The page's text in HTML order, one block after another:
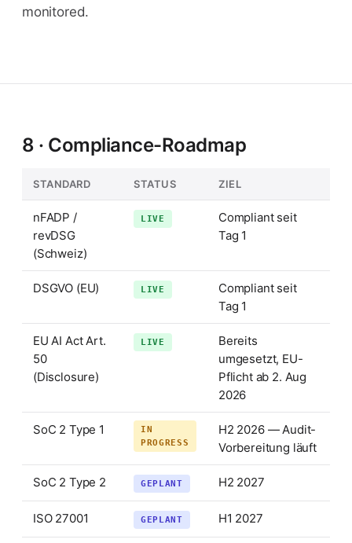
monitored.
8 · Compliance-Roadmap
STANDARD STATUS ZIEL
nFADP /
revDSG
(Schweiz)
LIVE
Compliant seit
Tag 1
DSGVO (EU) LIVE
Compliant seit
Tag 1
EU AI Act Art.
50
(Disclosure)
LIVE
Bereits
umgesetzt, EU-
Pflicht ab 2. Aug
2026
SoC 2 Type 1
IN
PROGRESS
H2 2026 — Audit-
Vorbereitung läuft
SoC 2 Type 2 GEPLANT H2 2027
ISO 27001 GEPLANT H1 2027